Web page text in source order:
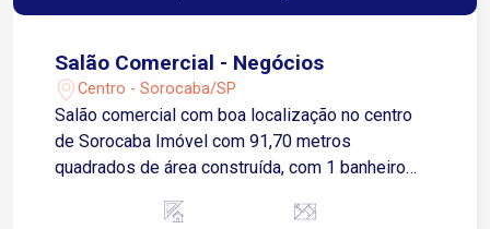
Salão Comercial - Negócios
Centro - Sorocaba/SP
Salão comercial com boa localização no centro
de Sorocaba Imóvel com 91,70 metros
quadrados de área construída, com 1 banheiro